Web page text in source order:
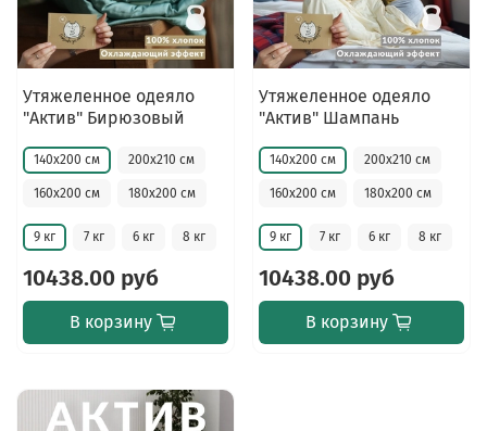
Утяжеленное одеяло
"Актив" Бирюзовый
140х200 см 200х210 см
160х200 см 180х200 см
9 кг 7 кг 6 кг 8 кг
10438.00 руб
В корзину
Утяжеленное одеяло
"Актив" Шампань
140х200 см 200х210 см
160х200 см 180х200 см
9 кг 7 кг 6 кг 8 кг
10438.00 руб
В корзину